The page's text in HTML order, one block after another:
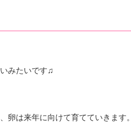
みたいです♫
卵は来年に向けて育てていきます。